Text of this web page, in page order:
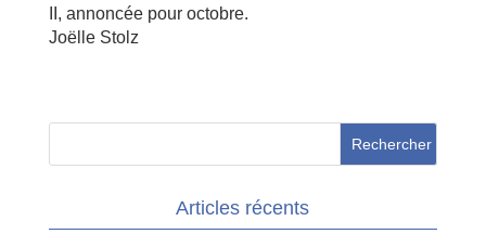
II, annoncée pour octobre.
Joëlle Stolz
Articles récents